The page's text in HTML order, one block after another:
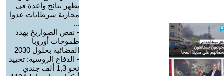
يظهر نتائج واعدة في
محاربة سرطانات عدوا
...
- نقص الصواريخ يهدد
طموحات أوروبا
الفضائية بحلول 2030
- الدفاع الروسية: تحييد
نحو 1,3 ألف جندي